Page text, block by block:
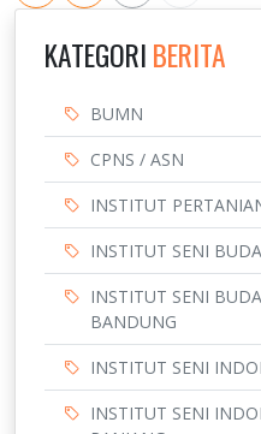
KATEGORI BERITA
BUMN
CPNS / ASN
INSTITUT
INSTITUT SENI
INSTITUT SENI
BANDUNG
INSTITUT SENI
INSTITUT SENI